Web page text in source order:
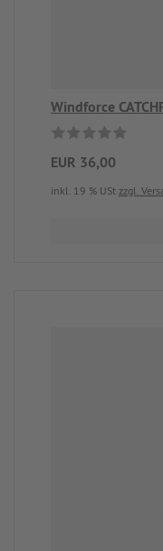
Windforce
EUR 36,00
inkl. 19 % USt zzgl.